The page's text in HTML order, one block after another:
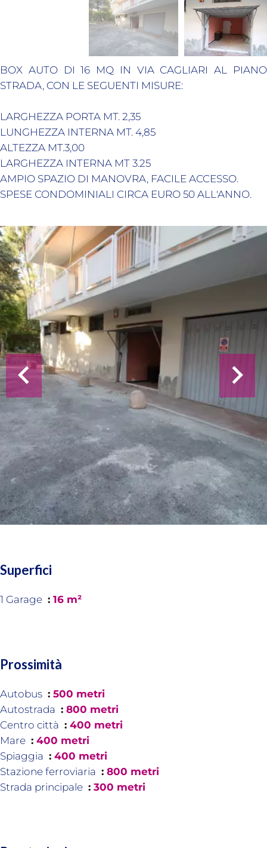
BOX AUTO DI 16 MQ IN VIA CAGLIARI AL PIANO
STRADA, CON LE SEGUENTI MISURE:
LARGHEZZA PORTA MT. 2,35
LUNGHEZZA INTERNA MT. 4,85
ALTEZZA MT.3,00
LARGHEZZA INTERNA MT 3.25
AMPIO SPAZIO DI MANOVRA, FACILE ACCESSO.
SPESE CONDOMINIALI CIRCA EURO 50 ALL'ANNO.
Superfici
1 Garage 16 m²
Prossimità
Autobus
500 metri
Autostrada
800 metri
Centro città
400 metri
Mare
400 metri
Spiaggia
400 metri
Stazione ferroviaria
800 metri
Strada principale
300 metri